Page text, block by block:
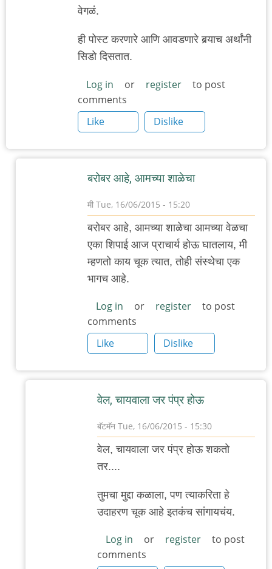
वेगळं.
ही पोस्ट करणारे आणि आवडणारे बर्‍याच अर्थांनी
सिडो दिसतात.
Log in or register
to post
comments
Like
Dislike
बरोबर आहे, आमच्या शाळेचा
मी Tue, 16/06/2015 - 15:20
In
reply
to
वासना,
लव,
खुली
खिड़की,
by
अजो१२३
बरोबर आहे, आमच्या शाळेचा आमच्या वेळचा
एका शिपाई आज प्राचार्य होऊ घातलाय, मी
म्हणतो काय चूक त्यात, तोही संस्थेचा एक
भागच आहे.
Log in or register
to post
comments
Like
Dislike
वेल, चायवाला जर पंप्र होऊ
बॅटमॅन Tue, 16/06/2015 - 15:30
In
reply
बरोबर
आहे,
शाळेचा
by
वेल, चायवाला जर पंप्र होऊ शकतो
तर....
तुमचा मुद्दा कळाला, पण त्याकरिता हे
उदाहरण चूक आहे इतकंच सांगायचंय.
Log in or register
to post
comments